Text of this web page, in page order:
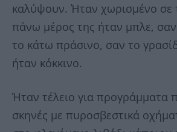
καλύψουν. Ήταν χωρισμένο σε
πάνω μέρος της ήταν μπλε,
το κάτω πράσινο, σαν το
ήταν κόκκινο.
Ήταν τέλειο για προγράμματα
σκηνές με πυροσβεστικά